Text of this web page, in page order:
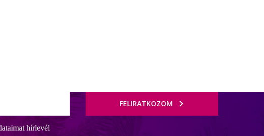
hírlevél
FELIRATKOZOM